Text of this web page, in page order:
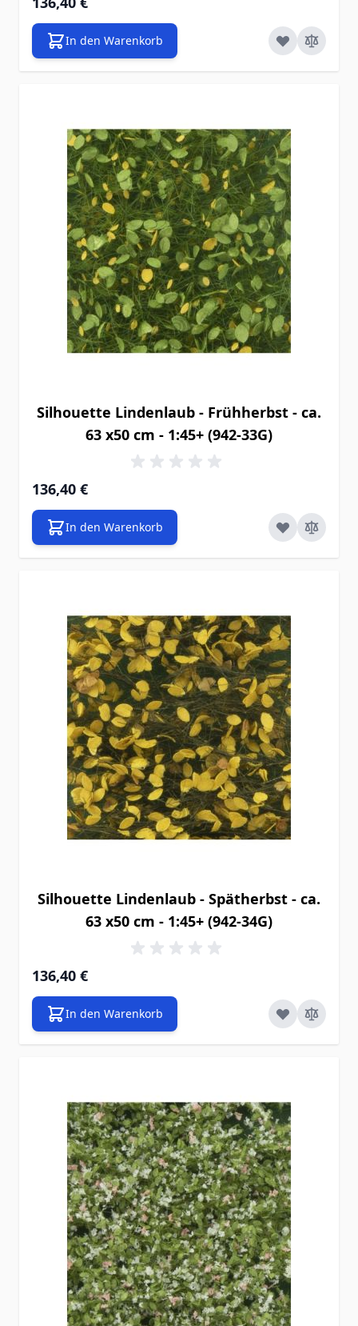
In den Warenkorb
Silhouette Lindenlaub - Frühherbst - ca.
63 x50 cm - 1:45+ (942-33G)
136,40 €
In den Warenkorb
Silhouette Lindenlaub - Spätherbst - ca.
63 x50 cm - 1:45+ (942-34G)
136,40 €
In den Warenkorb